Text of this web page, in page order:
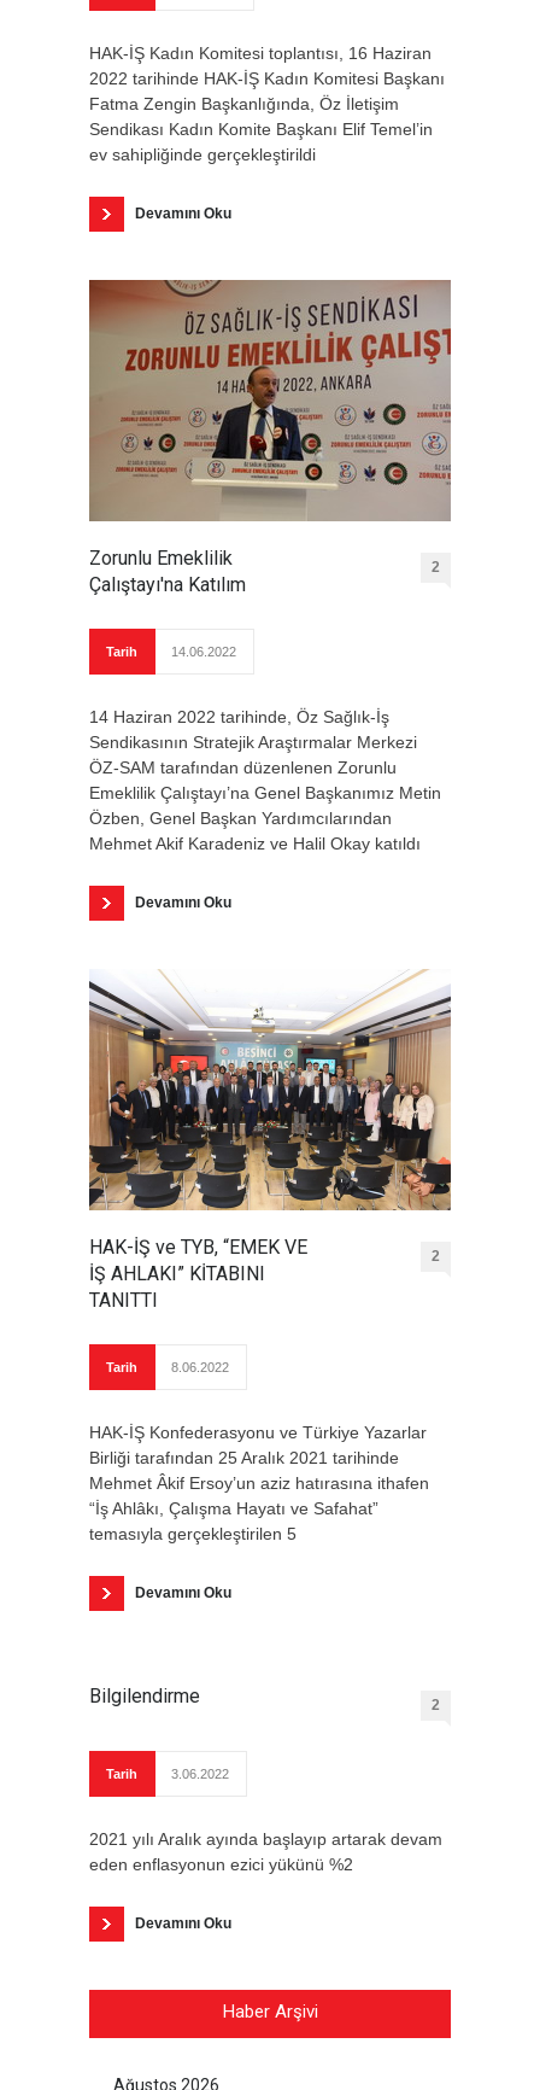
HAK-İŞ Kadın Komitesi toplantısı, 16 Haziran
2022 tarihinde HAK-İŞ Kadın Komitesi Başkanı
Fatma Zengin Başkanlığında, Öz İletişim
Sendikası Kadın Komite Başkanı Elif Temel’in
ev sahipliğinde gerçekleştirildi
Devamını Oku
Zorunlu Emeklilik
Çalıştayı'na Katılım
2
Tarih 14.06.2022
14 Haziran 2022 tarihinde, Öz Sağlık-İş
Sendikasının Stratejik Araştırmalar Merkezi
ÖZ-SAM tarafından düzenlenen Zorunlu
Emeklilik Çalıştayı’na Genel Başkanımız Metin
Özben, Genel Başkan Yardımcılarından
Mehmet Akif Karadeniz ve Halil Okay katıldı
Devamını Oku
HAK-İŞ ve TYB, “EMEK VE
İŞ AHLAKI” KİTABINI
TANITTI
2
Tarih 8.06.2022
HAK-İŞ Konfederasyonu ve Türkiye Yazarlar
Birliği tarafından 25 Aralık 2021 tarihinde
Mehmet Âkif Ersoy’un aziz hatırasına ithafen
“İş Ahlâkı, Çalışma Hayatı ve Safahat”
temasıyla gerçekleştirilen 5
Devamını Oku
Bilgilendirme 2
Tarih 3.06.2022
2021 yılı Aralık ayında başlayıp artarak devam
eden enflasyonun ezici yükünü %2
Devamını Oku
Haber Arşivi
Ağustos 2026